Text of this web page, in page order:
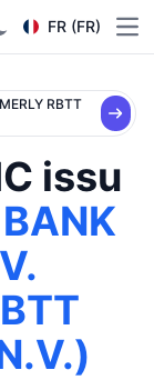
FR (FR)
RBTT
issu